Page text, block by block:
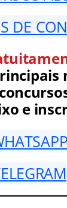
DE
e